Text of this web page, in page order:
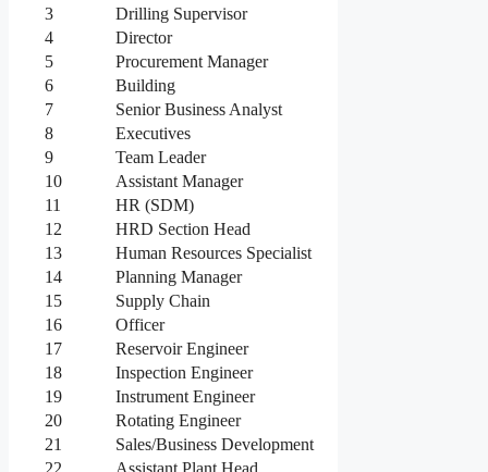
3
Drilling Supervisor
4
Director
5
Procurement Manager
6
Building
7
Senior Business Analyst
8
Executives
9
Team Leader
10
Assistant Manager
11
HR (SDM)
12
HRD Section Head
13
Human Resources Specialist
14
Planning Manager
15
Supply Chain
16
Officer
17
Reservoir Engineer
18
Inspection Engineer
19
Instrument Engineer
20
Rotating Engineer
21
Sales/Business Development
22
Assistant Plant Head